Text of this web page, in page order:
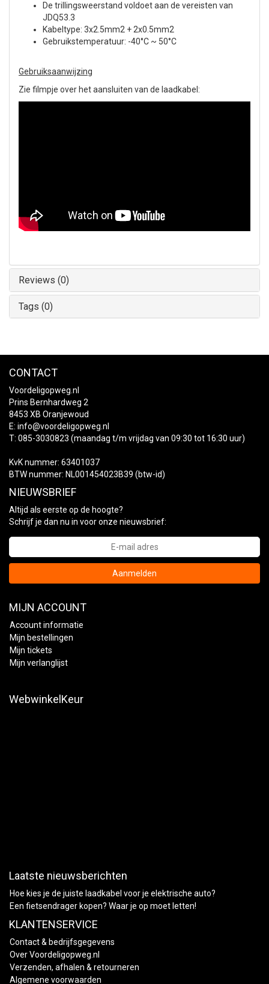
De trillingsweerstand voldoet aan de vereisten van
JDQ53.3
Kabeltype: 3x2.5mm2 + 2x0.5mm2
Gebruikstemperatuur: -40°C ~ 50°C
Gebruiksaanwijzing
Zie filmpje over het aansluiten van de laadkabel:
Reviews (0)
Tags (0)
CONTACT
Voordeligopweg.nl
Prins Bernhardweg 2
8453 XB Oranjewoud
E: info@voordeligopweg.nl
T: 085-3030823 (maandag t/m vrijdag van 09:30 tot 16:30 uur)
KvK nummer: 63401037
BTW nummer: NL001454023B39 (btw-id)
NIEUWSBRIEF
Altijd als eerste op de hoogte?
Schrijf je dan nu in voor onze nieuwsbrief:
Aanmelden
MIJN ACCOUNT
Account informatie
Mijn bestellingen
Mijn tickets
Mijn verlanglijst
WebwinkelKeur
Laatste nieuwsberichten
Hoe kies je de juiste laadkabel voor je elektrische auto?
Een fietsendrager kopen? Waar je op moet letten!
KLANTENSERVICE
Contact & bedrijfsgegevens
Over Voordeligopweg.nl
Verzenden, afhalen & retourneren
Algemene voorwaarden